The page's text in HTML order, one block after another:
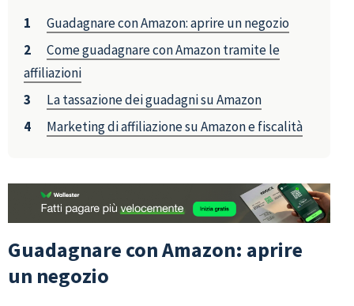
Guadagnare con Amazon: aprire un negozio
Come guadagnare con Amazon tramite le
affiliazioni
La tassazione dei guadagni su Amazon
Marketing di affiliazione su Amazon e fiscalità
Guadagnare con Amazon: aprire
un negozio